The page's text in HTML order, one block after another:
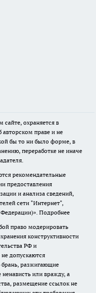
охраняется в
авторском праве и не
бы то ни было форме, в
переработке не иначе
рекомендательные
предоставления
и анализа сведений,
сети "Интернет",
Подробнее
право модерировать
конструктивности
РФ и
допускаются
разжигающие
или вражду, а
размещение ссылок не